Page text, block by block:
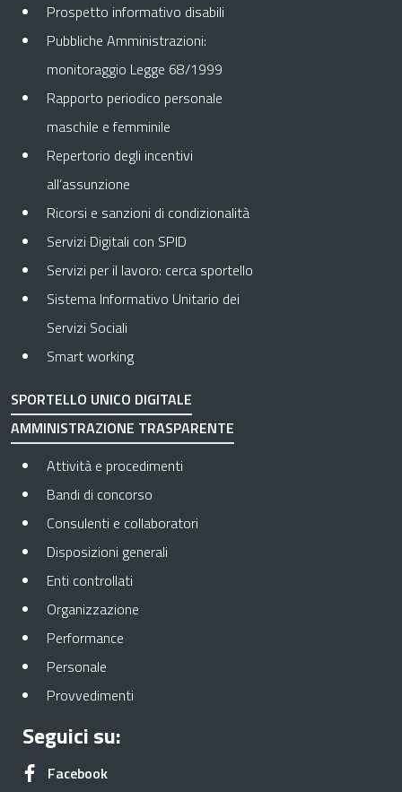
Prospetto informativo disabili
Pubbliche Amministrazioni:
monitoraggio Legge 68/1999
Rapporto periodico personale
maschile e femminile
Repertorio degli incentivi
all’assunzione
Ricorsi e sanzioni di condizionalità
Servizi Digitali con SPID
Servizi per il lavoro: cerca sportello
Sistema Informativo Unitario dei
Servizi Sociali
Smart working
SPORTELLO UNICO DIGITALE
AMMINISTRAZIONE TRASPARENTE
Attività e procedimenti
Bandi di concorso
Consulenti e collaboratori
Disposizioni generali
Enti controllati
Organizzazione
Performance
Personale
Provvedimenti
Seguici su:
FacebookApre in una nuova scheda